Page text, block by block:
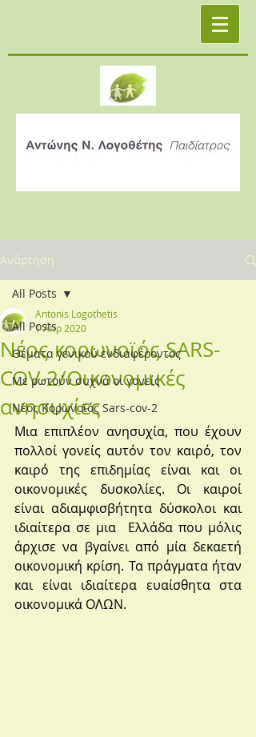
Ανάρτηση
All Posts
Θέματα γενικού ενδιαφέροντος
Με ρωτούν συχνά οι γονείς
Νέος Κορωνοϊός Sars-cov-2
All Posts
Νέος κορωνοϊός SARS-
COV-2/Οικονομικές
ανησυχίες
Antonis Logothetis
1 Απρ 2020
Μια επιπλέον ανησυχία, που έχουν
πολλοί γονείς αυτόν τον καιρό, τον
καιρό της επιδημίας είναι και οι
οικονομικές δυσκολίες. Οι καιροί
είναι αδιαμφισβήτητα δύσκολοι και
ιδιαίτερα σε μια  Ελλάδα που μόλις
άρχισε να βγαίνει από μία δεκαετή
οικονομική κρίση. Τα πράγματα ήταν
και είναι ιδιαίτερα ευαίσθητα στα
οικονομικά ΟΛΩΝ.